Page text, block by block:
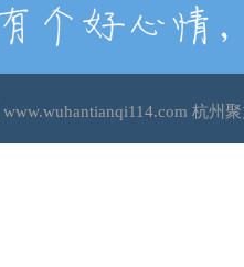
www.wuhantianqi114.com 杭州